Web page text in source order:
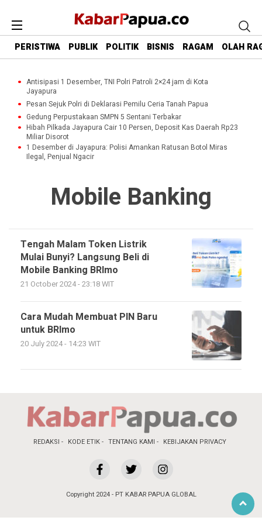
PERISTIWA PUBLIK POLITIK BISNIS RAGAM OLAH
Antisipasi 1 Desember, TNI Polri Patroli 2×24 jam di Kota
Jayapura
Pesan Sejuk Polri di Deklarasi Pemilu Ceria Tanah Papua
Gedung Perpustakaan SMPN 5 Sentani Terbakar
Hibah Pilkada Jayapura Cair 10 Persen, Deposit Kas Daerah Rp23
Miliar Disorot
1 Desember di Jayapura: Polisi Amankan Ratusan Botol Miras
Ilegal, Penjual Ngacir
Mobile Banking
Tengah Malam Token Listrik
Mulai Bunyi? Langsung Beli di
Mobile Banking BRImo
21 October 2024 - 23:18 WIT
Cara Mudah Membuat PIN Baru
untuk BRImo
20 July 2024 - 14:23 WIT
REDAKSI KODE ETIK TENTANG KAMI KEBIJAKAN PRIVACY
Copyright 2024 - PT KABAR PAPUA GLOBAL